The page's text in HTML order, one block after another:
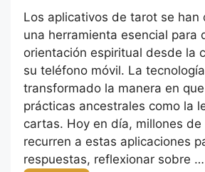
Los aplicativos de tarot se han
una herramienta esencial para
orientación espiritual desde la
su teléfono móvil. La
transformado la manera en
prácticas ancestrales como la
cartas. Hoy en día, millones de
recurren a estas aplicaciones
respuestas, reflexionar sobre …